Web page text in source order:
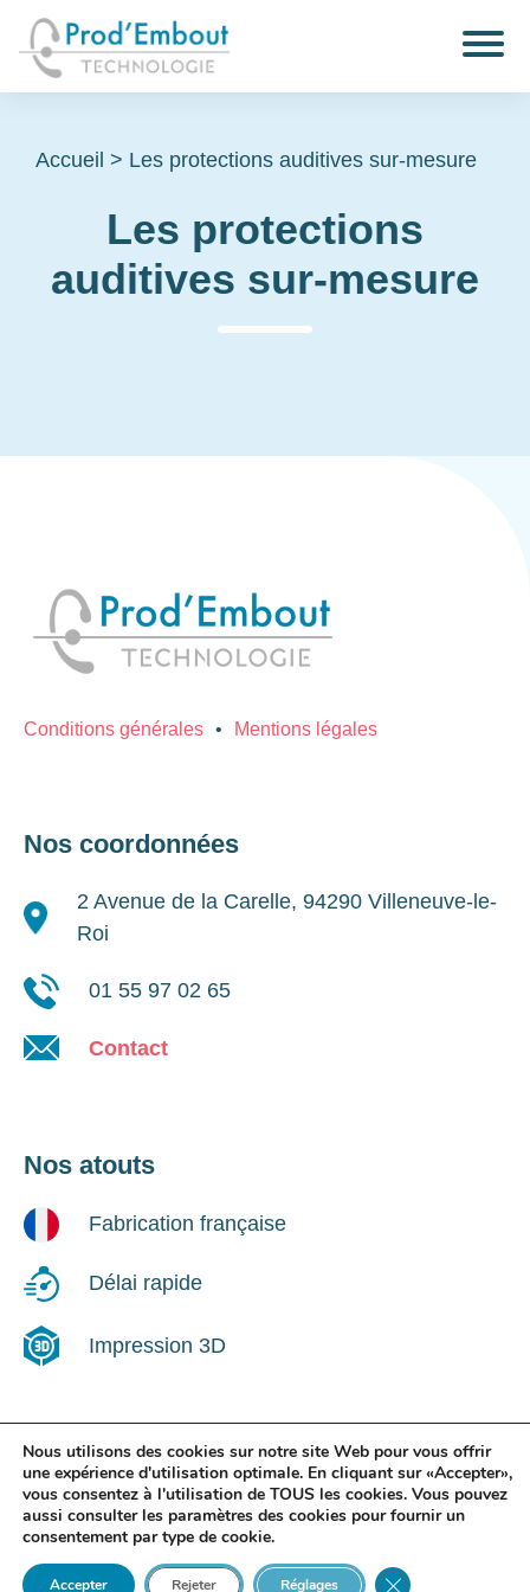
Accueil > Les protections auditives sur-mesure
Les protections
auditives sur-mesure
Conditions générales Mentions légales
Nos coordonnées
2 Avenue de la Carelle, 94290 Villeneuve-le-
Roi
01 55 97 02 65
Contact
Nos atouts
Fabrication française
Délai rapide
Impression 3D
Suivez-nous !
LinkedIn
Nous utilisons des cookies sur notre site Web pour vous offrir
une expérience d'utilisation optimale. En cliquant sur «Accepter»,
vous consentez à l'utilisation de TOUS les cookies. Vous pouvez
aussi consulter les paramètres des cookies pour fournir un
consentement par type de cookie.
Accepter Rejeter Réglages Close GDPR